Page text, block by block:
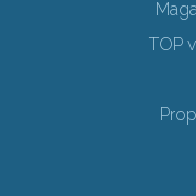
TOP